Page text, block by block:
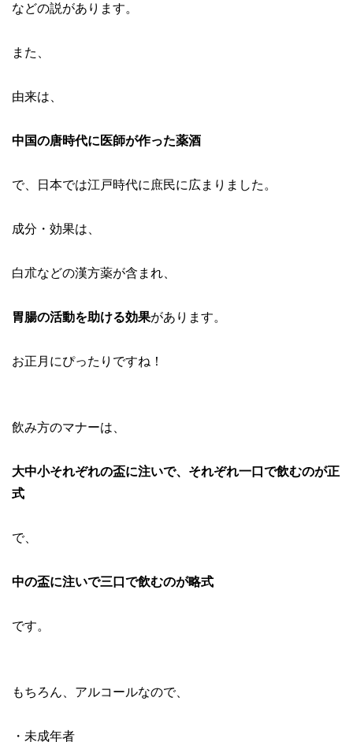
などの説があります。
また、
由来は、
中国の唐時代に医師が作った薬酒
で、日本では江戸時代に庶民に広まりました。
成分・効果は、
白朮などの漢方薬が含まれ、
胃腸の活動を助ける効果があります。
お正月にぴったりですね！
飲み方のマナーは、
大中小それぞれの盃に注いで、それぞれ一口で飲むのが正
式
で、
中の盃に注いで三口で飲むのが略式
です。
もちろん、アルコールなので、
・未成年者